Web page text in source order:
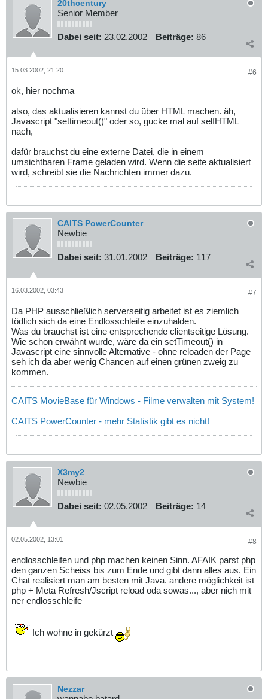
20thcentury
Senior Member
Dabei seit: 23.02.2002 Beiträge: 86
#6
15.03.2002, 21:20
ok, hier nochma
also, das aktualisieren kannst du über HTML machen. äh,
Javascript "settimeout()" oder so, gucke mal auf selfHTML
nach,
dafür brauchst du eine externe Datei, die in einem
umsichtbaren Frame geladen wird. Wenn die seite aktualisiert
wird, schreibt sie die Nachrichten immer dazu.
CAITS PowerCounter
Newbie
Dabei seit: 31.01.2002 Beiträge: 117
#7
16.03.2002, 03:43
Da PHP ausschließlich serverseitig arbeitet ist es ziemlich
tödlich sich da eine Endlosschleife einzuhalden.
Was du brauchst ist eine entsprechende clientseitige Lösung.
Wie schon erwähnt wurde, wäre da ein setTimeout() in
Javascript eine sinnvolle Alternative - ohne reloaden der Page
seh ich da aber wenig Chancen auf einen grünen zweig zu
kommen.
CAITS MovieBase für Windows - Filme verwalten mit System!
CAITS PowerCounter - mehr Statistik gibt es nicht!
X3my2
Newbie
Dabei seit: 02.05.2002 Beiträge: 14
#8
02.05.2002, 13:01
endlosschleifen und php machen keinen Sinn. AFAIK parst php
den ganzen Scheiss bis zum Ende und gibt dann alles aus. Ein
Chat realisiert man am besten mit Java. andere möglichkeit ist
php + Meta Refresh/Jscript reload oda sowas..., aber nich mit
ner endlosschleife
Ich wohne in gekürzt
Nezzar